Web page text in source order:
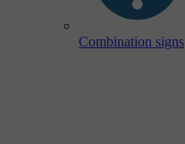
Combination signs